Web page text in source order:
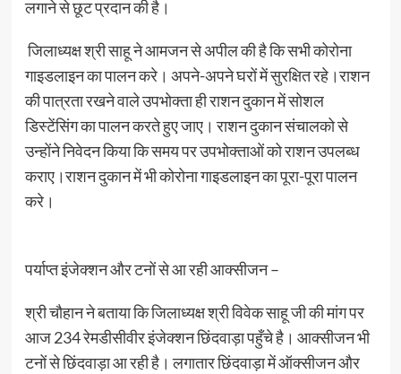
लगाने से छूट प्रदान की है।
जिलाध्यक्ष श्री साहू ने आमजन से अपील की है कि सभी कोरोना
गाइडलाइन का पालन करे। अपने-अपने घरों में सुरक्षित रहे।राशन
की पात्रता रखने वाले उपभोक्ता ही राशन दुकान में सोशल
डिस्टेंसिंग का पालन करते हुए जाए। राशन दुकान संचालको से
उन्होंने निवेदन किया कि समय पर उपभोक्ताओं को राशन उपलब्ध
कराए।राशन दुकान में भी कोरोना गाइडलाइन का पूरा-पूरा पालन
करे।
पर्याप्त इंजेक्शन और टनों से आ रही आक्सीजन –
श्री चौहान ने बताया कि जिलाध्यक्ष श्री विवेक साहू जी की मांग पर
आज 234 रेमडीसीवीर इंजेक्शन छिंदवाड़ा पहुँचे है। आक्सीजन भी
टनों से छिंदवाड़ा आ रही है। लगातार छिंदवाड़ा में ऑक्सीजन और